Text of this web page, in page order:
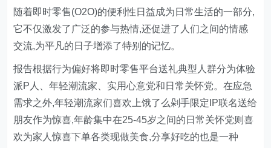
随着即时零售(O2O)的便利性日益成为日常生活的一部分,
它不仅激发了广泛的参与热情,还促进了人们之间的情感
交流,为平凡的日子增添了特别的记忆。
报告根据行为偏好将即时零售平台送礼典型人群分为体验
派P人、年轻潮流家、实用心意党和日常关怀党。在应急
需求之外,年轻潮流家们喜欢上饿了么剁手限定IP联名送给
朋友作为惊喜,年龄集中在25-45岁之间的日常关怀党则喜
欢为家人惊喜下单各类现做美食,分享好吃的也是一种